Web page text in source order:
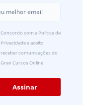
Concordo com a Política de
Privacidade e aceito
receber comunicações do
Gran Cursos Online.